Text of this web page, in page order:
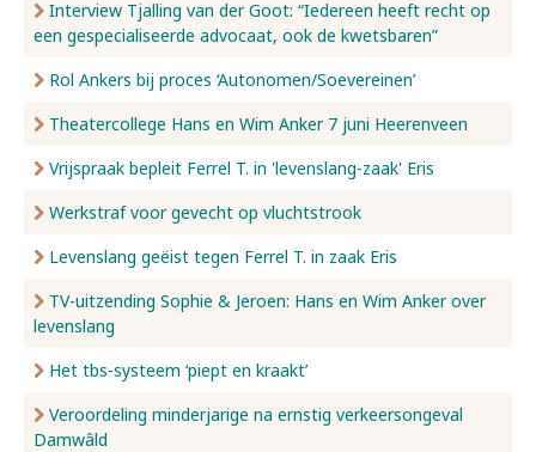
Interview Tjalling van der Goot: “Iedereen heeft recht op
een gespecialiseerde advocaat, ook de kwetsbaren”
Rol Ankers bij proces ‘Autonomen/Soevereinen’
Theatercollege Hans en Wim Anker 7 juni Heerenveen
Vrijspraak bepleit Ferrel T. in 'levenslang-zaak' Eris
Werkstraf voor gevecht op vluchtstrook
Levenslang geëist tegen Ferrel T. in zaak Eris
TV-uitzending Sophie & Jeroen: Hans en Wim Anker over
levenslang
Het tbs-systeem ‘piept en kraakt’
Veroordeling minderjarige na ernstig verkeersongeval
Damwâld